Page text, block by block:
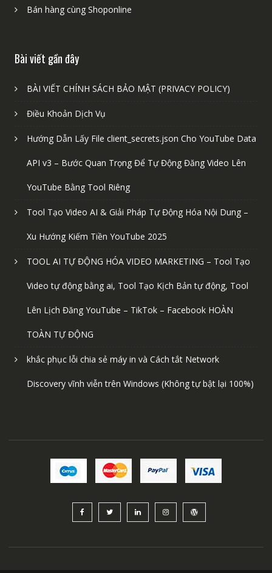
Bán hàng cùng Shoponline
Bài viết gần đây
BÀI VIẾT CHÍNH SÁCH BẢO MẬT (PRIVACY POLICY)
Điều Khoản Dịch Vụ
Hướng Dẫn Lấy File client_secrets.json Cho YouTube Data
API v3 – Bước Quan Trọng Để Tự Động Đăng Video Lên
YouTube Bằng Tool Riêng
Tool Tạo Video AI & Giải Pháp Tự Động Hóa Nội Dung –
Xu Hướng Kiếm Tiền YouTube 2025
TOOL AI TỰ ĐỘNG HÓA VIDEO MARKETING – Tool Tạo
Video tự động bằng ai, Tool Tạo Kịch Bản tự động, Tool
Lên Lịch Đăng YouTube – TikTok – Facebook HOÀN
TOÀN TỰ ĐỘNG
khắc phục lỗi chia sẻ máy in và Cách tắt Network
Discovery vĩnh viễn trên Windows (Không tự bật lại 100%)